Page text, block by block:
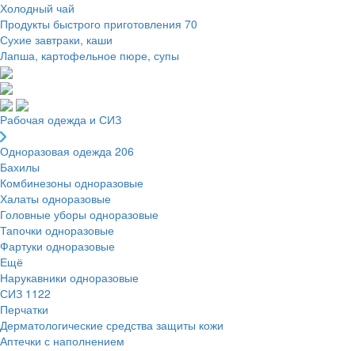
Холодный чай
Продукты быстрого приготовления 70
Сухие завтраки, каши
Лапша, картофельное пюре, супы
Рабочая одежда и СИЗ
Одноразовая одежда 206
Бахилы
Комбинезоны одноразовые
Халаты одноразовые
Головные уборы одноразовые
Тапочки одноразовые
Фартуки одноразовые
Ещё
Нарукавники одноразовые
СИЗ 1122
Перчатки
Дерматологические средства защиты кожи
Аптечки с наполнением